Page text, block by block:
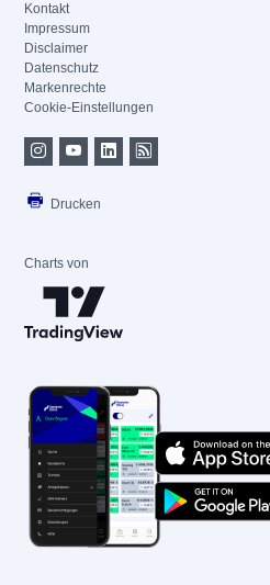
Kontakt
Impressum
Disclaimer
Datenschutz
Markenrechte
Cookie-Einstellungen
Drucken
Charts von